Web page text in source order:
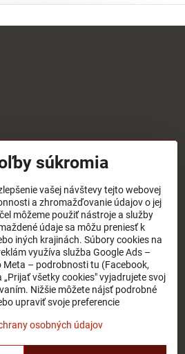
2026Copyright
súkromia
vašej návštevy tejto webovej
a zhromažďovanie údajov o jej
môžeme použiť nástroje a služby
údaje sa môžu preniesť k
iných krajinách. Súbory cookies na
využíva služba Google Ads –
– podrobnosti tu (Facebook,
všetky cookies" vyjadrujete svoj
Nižšie môžete nájsť podrobné
upraviť svoje preferencie
osobných údajov